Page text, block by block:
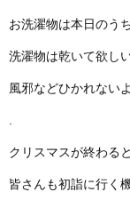
お洗濯物は本日のう
洗濯物は乾いて欲し
風邪などひかれない
クリスマスが終わる
皆さんも初詣に行く